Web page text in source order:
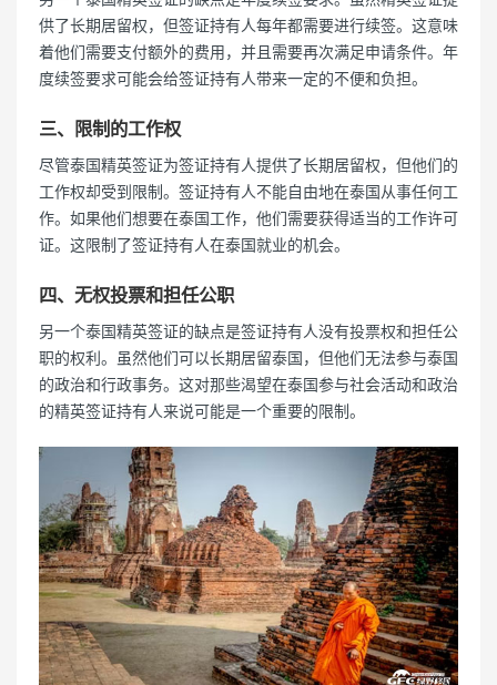
供了长期居留权，但签证持有人每年都需要进行续签。这意味
着他们需要支付额外的费用，并且需要再次满足申请条件。年
度续签要求可能会给签证持有人带来一定的不便和负担。
三、限制的工作权
尽管泰国精英签证为签证持有人提供了长期居留权，但他们的
工作权却受到限制。签证持有人不能自由地在泰国从事任何工
作。如果他们想要在泰国工作，他们需要获得适当的工作许可
证。这限制了签证持有人在泰国就业的机会。
四、无权投票和担任公职
另一个泰国精英签证的缺点是签证持有人没有投票权和担任公
职的权利。虽然他们可以长期居留泰国，但他们无法参与泰国
的政治和行政事务。这对那些渴望在泰国参与社会活动和政治
的精英签证持有人来说可能是一个重要的限制。